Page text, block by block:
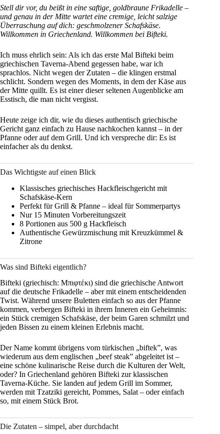
Stell dir vor, du beißt in eine saftige, goldbraune Frikadelle –
und genau in der Mitte wartet eine cremige, leicht salzige
Überraschung auf dich: geschmolzener Schafskäse.
Willkommen in Griechenland. Willkommen bei Bifteki.
Ich muss ehrlich sein: Als ich das erste Mal Bifteki beim
griechischen Taverna-Abend gegessen habe, war ich
sprachlos. Nicht wegen der Zutaten – die klingen erstmal
schlicht. Sondern wegen des Moments, in dem der Käse aus
der Mitte quillt. Es ist einer dieser seltenen Augenblicke am
Esstisch, die man nicht vergisst.
Heute zeige ich dir, wie du dieses authentisch griechische
Gericht ganz einfach zu Hause nachkochen kannst – in der
Pfanne oder auf dem Grill. Und ich verspreche dir: Es ist
einfacher als du denkst.
Das Wichtigste auf einen Blick
Klassisches griechisches Hackfleischgericht mit
Schafskäse-Kern
Perfekt für Grill & Pfanne – ideal für Sommerpartys
Nur 15 Minuten Vorbereitungszeit
8 Portionen aus 500 g Hackfleisch
Authentische Gewürzmischung mit Kreuzkümmel &
Zitrone
Was sind Bifteki eigentlich?
Bifteki (griechisch: Μπιφτέκι) sind die griechische Antwort
auf die deutsche Frikadelle – aber mit einem entscheidenden
Twist. Während unsere Buletten einfach so aus der Pfanne
kommen, verbergen Bifteki in ihrem Inneren ein Geheimnis:
ein Stück cremigen Schafskäse, der beim Garen schmilzt und
jeden Bissen zu einem kleinen Erlebnis macht.
Der Name kommt übrigens vom türkischen „biftek”, was
wiederum aus dem englischen „beef steak” abgeleitet ist –
eine schöne kulinarische Reise durch die Kulturen der Welt,
oder? In Griechenland gehören Bifteki zur klassischen
Taverna-Küche. Sie landen auf jedem Grill im Sommer,
werden mit Tzatziki gereicht, Pommes, Salat – oder einfach
so, mit einem Stück Brot.
Die Zutaten – simpel, aber durchdacht